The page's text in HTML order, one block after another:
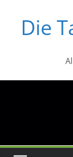
springenDie